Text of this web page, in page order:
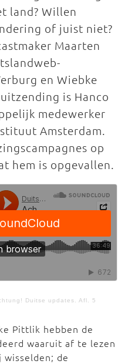
land? Willen
of juist niet?
Maarten
en Wiebke
is Hanco
medewerker
Amsterdam.
op
hem is opgevallen.
Duitse updates. Afl. 5
Pittlik hebben de
waaruit af te lezen
de